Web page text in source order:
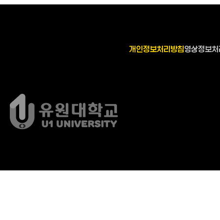
개인정보처리방침영상정보